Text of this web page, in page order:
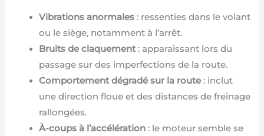
Vibrations anormales : ressenties dans le volant
ou le siège, notamment à l’arrêt.
Bruits de claquement: apparaissant lors du
passage sur des imperfections de la route.
Comportement dégradé sur la route : inclut
une direction floue et des distances de freinage
rallongées.
À-coups à l’accélération : le moteur semble se